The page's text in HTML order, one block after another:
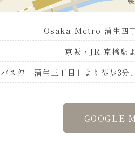
Osaka Metro 蒲生四
京阪・JR 京橋駅
バス停「蒲生三丁目」より徒歩3分
GOOGLE